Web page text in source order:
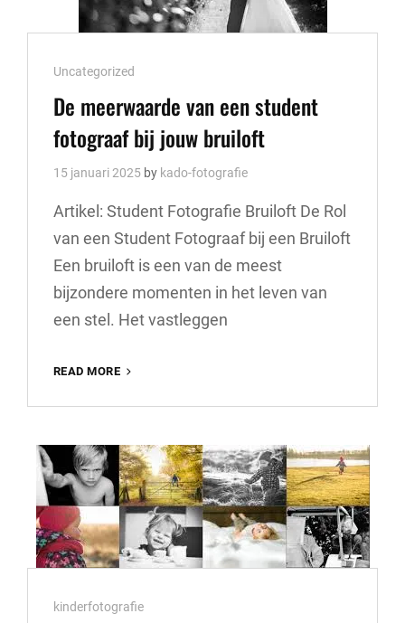
Cat
Links
Uncategorized
De meerwaarde van een student
fotograaf bij jouw bruiloft
15 januari 2025 by kado-fotografie
Artikel: Student Fotografie Bruiloft De Rol
van een Student Fotograaf bij een Bruiloft
Een bruiloft is een van de meest
bijzondere momenten in het leven van
een stel. Het vastleggen
READ MORE
VAN
STUDENT
FOTOGRAAF
BIJ
JOUW
BRUILOFT
Cat
kinderfotografie